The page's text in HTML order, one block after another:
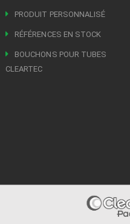
PRODUIT PERSONNALISÉ
RÉFÉRENCES EN STOCK
BOUCHONS POUR TUBES
CLEARTEC